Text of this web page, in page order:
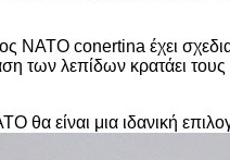
NATO conertina έχει
των λεπίδων κρατάει
είναι μια ιδανική